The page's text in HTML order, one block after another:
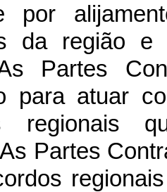
por
da região
Partes
para atuar
regionais
Partes